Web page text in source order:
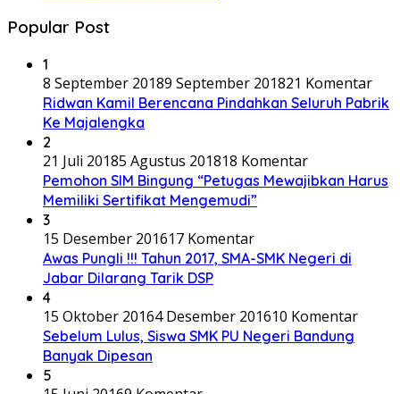
Popular Post
1
8 September 20189 September 201821 Komentar
Ridwan Kamil Berencana Pindahkan Seluruh Pabrik
Ke Majalengka
2
21 Juli 20185 Agustus 201818 Komentar
Pemohon SIM Bingung “Petugas Mewajibkan Harus
Memiliki Sertifikat Mengemudi”
3
15 Desember 201617 Komentar
Awas Pungli !!! Tahun 2017, SMA-SMK Negeri di
Jabar Dilarang Tarik DSP
4
15 Oktober 20164 Desember 201610 Komentar
Sebelum Lulus, Siswa SMK PU Negeri Bandung
Banyak Dipesan
5